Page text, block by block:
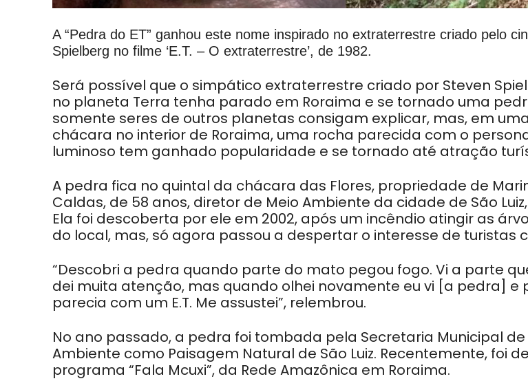
A “Pedra do ET” ganhou este nome inspirado no extraterrestre criado pelo
Spielberg no filme ‘E.T. – O extraterrestre’, de 1982.
Será possível que o simpático extraterrestre criado por Steven
no planeta Terra tenha parado em Roraima e se tornado uma
somente seres de outros planetas consigam explicar, mas, em
chácara no interior de Roraima, uma rocha parecida com o
luminoso tem ganhado popularidade e se tornado até atração
A pedra fica no quintal da chácara das Flores, propriedade de
Caldas, de 58 anos, diretor de Meio Ambiente da cidade de São
Ela foi descoberta por ele em 2002, após um incêndio atingir as
do local, mas, só agora passou a despertar o interesse de turistas
“Descobri a pedra quando parte do mato pegou fogo. Vi a parte
dei muita atenção, mas quando olhei novamente eu vi [a pedra] e
parecia com um E.T. Me assustei”, relembrou.
No ano passado, a pedra foi tombada pela Secretaria Municipal de
Ambiente como Paisagem Natural de São Luiz. Recentemente, foi
programa “Fala Mcuxi”, da Rede Amazônica em Roraima.